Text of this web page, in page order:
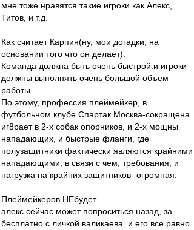
мне тоже нравятся такие игроки как Алекс,
Титов, и т.д.
Как считает Карпин(ну, мои догадки, на
основании того что он делает).
Команда должна быть очень быстрой.и игроки
должны выполнять очень большой объем
работы.
По этому, профессия плеймейкер, в
футбольном клубе Спартак Москва-сокращена.
иг8рает в 2-х собак опорников, и 2-х мощны
нападающих, и быстрые фланги, где
полузащитники фактически являются крайними
нападающими, в связи с чем, требования, и
нагрузка на крайних защитников- огромная.
Плеймейкеров НЕбудет.
алекс сейчас может попроситься назад, за
бесплатно с личкой валикаева. и его все равно